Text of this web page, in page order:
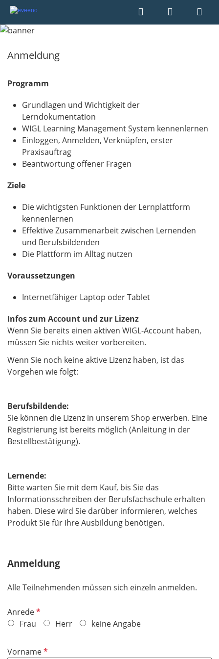
Anmeldung
Programm
Grundlagen und Wichtigkeit der
Lerndokumentation
WIGL Learning Management System kennenlernen
Einloggen, Anmelden, Verknüpfen, erster
Praxisauftrag
Beantwortung offener Fragen
Ziele
Die wichtigsten Funktionen der Lernplattform
kennenlernen
Effektive Zusammenarbeit zwischen Lernenden
und Berufsbildenden
Die Plattform im Alltag nutzen
Voraussetzungen
Internetfähiger Laptop oder Tablet
Infos zum Account und zur Lizenz
Wenn Sie bereits einen aktiven WIGL-Account haben,
müssen Sie nichts weiter vorbereiten.
Wenn Sie noch keine aktive Lizenz haben, ist das
Vorgehen wie folgt:
Berufsbildende:
Sie können die Lizenz in unserem Shop erwerben. Eine
Registrierung ist bereits möglich (Anleitung in der
Bestellbestätigung).
Lernende:
Bitte warten Sie mit dem Kauf, bis Sie das
Informationsschreiben der Berufsfachschule erhalten
haben. Diese wird Sie darüber informieren, welches
Produkt Sie für Ihre Ausbildung benötigen.
Anmeldung
Alle Teilnehmenden müssen sich einzeln anmelden.​​​​​​​
AnredeP
f
Frau Herr keine Angabe
VornameP